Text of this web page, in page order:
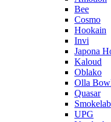
Bee
Cosmo
Hookain
Invi
Japona
Kaloud
Oblako
Olla
Quasar
Smokelab
UPG